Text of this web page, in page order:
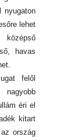
nyugaton
lehet
havas
felől
éri el
kitart
ország